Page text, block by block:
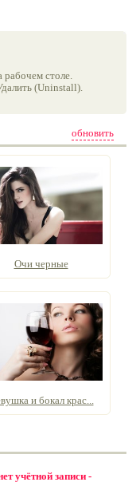
рабочем столе.
(Uninstall).
обновить
Очи черные
и бокал крас...
учётной записи -